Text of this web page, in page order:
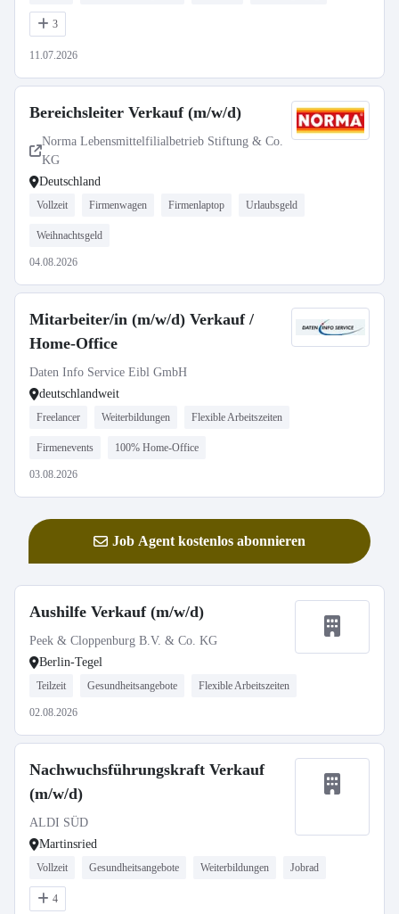
3
11.07.2026
Bereichsleiter Verkauf (m/w/d)
Norma Lebensmittelfilialbetrieb Stiftung & Co.
KG
Deutschland
Vollzeit Firmenwagen Firmenlaptop Urlaubsgeld
Weihnachtsgeld
04.08.2026
Mitarbeiter/in (m/w/d) Verkauf /
Home-Office
Daten Info Service Eibl GmbH
deutschlandweit
Freelancer Weiterbildungen Flexible Arbeitszeiten
Firmenevents 100% Home-Office
03.08.2026
Job Agent kostenlos abonnieren
Aushilfe Verkauf (m/w/d)
Peek & Cloppenburg B.V. & Co. KG
Berlin-Tegel
Teilzeit Gesundheitsangebote Flexible Arbeitszeiten
02.08.2026
Nachwuchsführungskraft Verkauf
(m/w/d)
ALDI SÜD
Martinsried
Vollzeit Gesundheitsangebote Weiterbildungen Jobrad
4